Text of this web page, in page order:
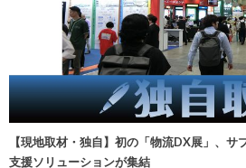
【現地取材・独自】初の「物流DX展」、
支援ソリューションが集結